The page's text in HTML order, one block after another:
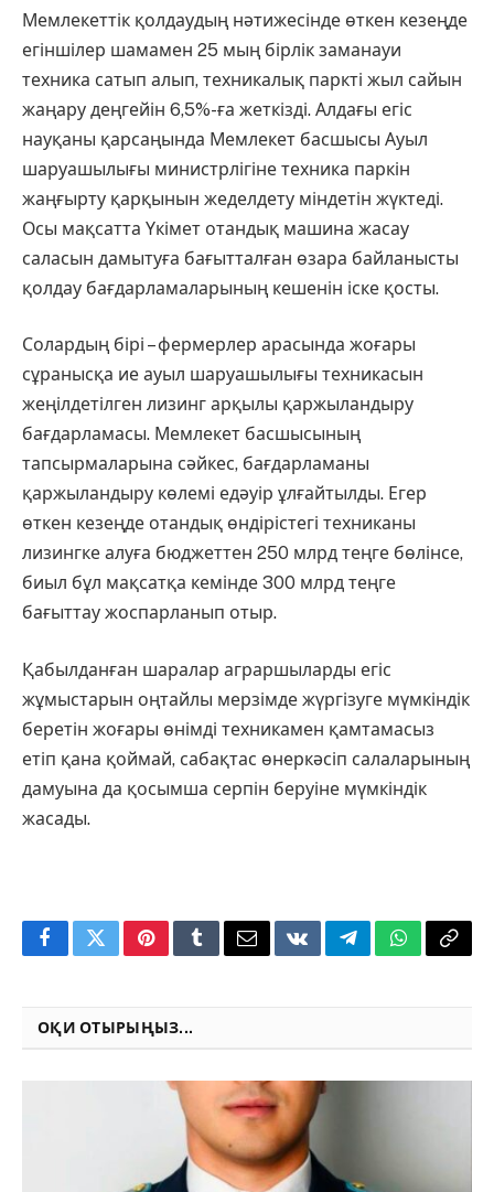
Мемлекеттік қолдаудың нәтижесінде өткен кезеңде
егіншілер шамамен 25 мың бірлік заманауи
техника сатып алып, техникалық паркті жыл сайын
жаңару деңгейін 6,5%-ға жеткізді. Алдағы егіс
науқаны қарсаңында Мемлекет басшысы Ауыл
шаруашылығы министрлігіне техника паркін
жаңғырту қарқынын жеделдету міндетін жүктеді.
Осы мақсатта Үкімет отандық машина жасау
саласын дамытуға бағытталған өзара байланысты
қолдау бағдарламаларының кешенін іске қосты.
Солардың бірі – фермерлер арасында жоғары
сұранысқа ие ауыл шаруашылығы техникасын
жеңілдетілген лизинг арқылы қаржыландыру
бағдарламасы. Мемлекет басшысының
тапсырмаларына сәйкес, бағдарламаны
қаржыландыру көлемі едәуір ұлғайтылды. Егер
өткен кезеңде отандық өндірістегі техниканы
лизингке алуға бюджеттен 250 млрд теңге бөлінсе,
биыл бұл мақсатқа кемінде 300 млрд теңге
бағыттау жоспарланып отыр.
Қабылданған шаралар аграршыларды егіс
жұмыстарын оңтайлы мерзімде жүргізуге мүмкіндік
беретін жоғары өнімді техникамен қамтамасыз
етіп қана қоймай, сабақтас өнеркәсіп салаларының
дамуына да қосымша серпін беруіне мүмкіндік
жасады.
FacebookTwitterPinterestTumblrEmailVKontakteTelegramWhatsApp
Copy
ОҚИ ОТЫРЫҢЫЗ...